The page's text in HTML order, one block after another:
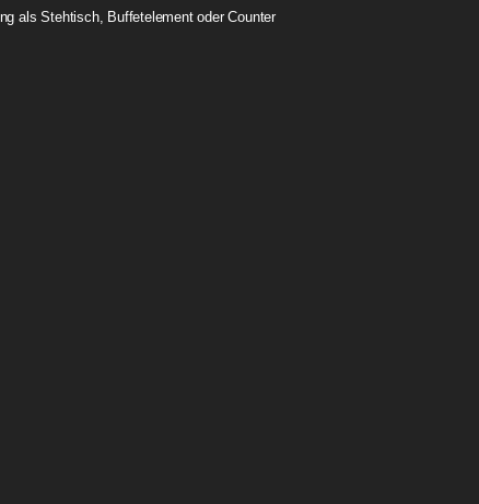
als Stehtisch, Buffetelement oder Counter